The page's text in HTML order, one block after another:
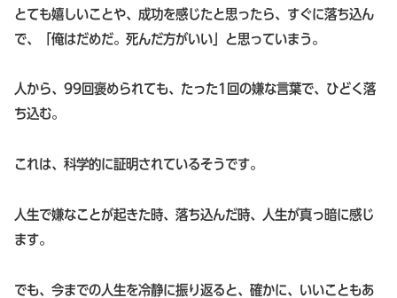
とても嬉しいことや、成功を感じたと思ったら、すぐに落ち込ん
で、「俺はだめだ。死んだ方がいい」と思っていまう。
人から、99回褒められても、たった1回の嫌な言葉で、ひどく落
ち込む。
これは、科学的に証明されているそうです。
人生で嫌なことが起きた時、落ち込んだ時、人生が真っ暗に感じ
ます。
でも、今までの人生を冷静に振り返ると、確かに、いいこともあ